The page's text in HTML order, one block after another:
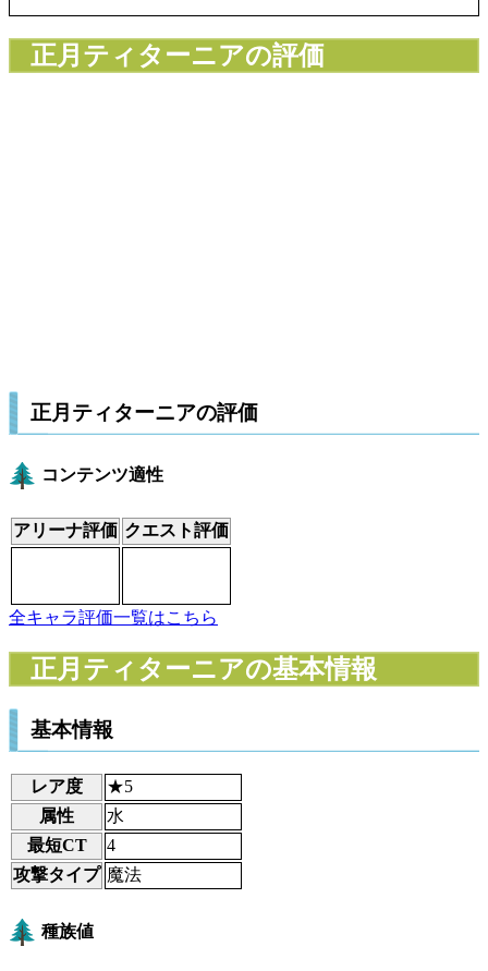
正月ティターニアの評価
正月ティターニアの評価
コンテンツ適性
アリーナ評価 クエスト評価
全キャラ評価一覧はこちら
正月ティターニアの基本情報
基本情報
レア度
★5
属性
水
最短CT
4
攻撃タイプ 魔法
種族値